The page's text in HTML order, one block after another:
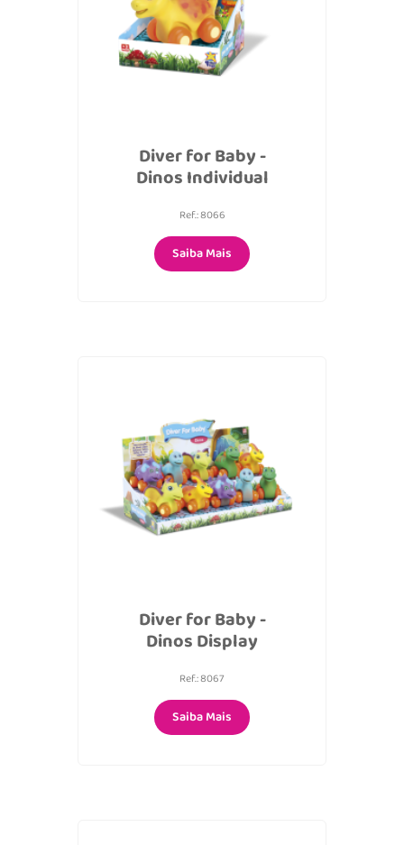
Diver for Baby -
Dinos Individual
Ref.: 8066
Saiba Mais
Diver for Baby -
Dinos Display
Ref.: 8067
Saiba Mais